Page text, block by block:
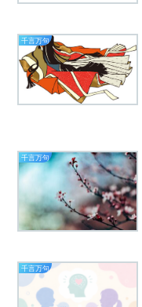
千言万句
千言万句
千言万句